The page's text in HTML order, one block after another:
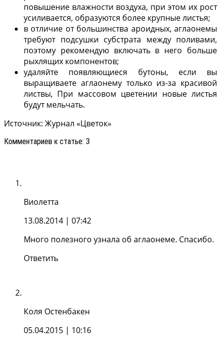
повышение влажности воздуха, при этом их рост
усиливается, обра­зуются более крупные листья;
в отличие от большинства ароидных, аглаонемы
тре­буют подсушки субстрата между поливами,
поэтому реко­мендую включать в него больше
рыхлящих компонентов;
удаляйте появляющиеся бутоны, если вы
выращивае­те аглаонему только из-за красивой
листвы, При массовом цветении новые листья
будут мельчать.
Источник: Журнал «Цветок»
Комментариев к статье: 3
Виолетта
13.08.2014 | 07:42
Много полезного узнала об аглаонеме. Спасибо.
Ответить
Коля Остенбакен
05.04.2015 | 10:16